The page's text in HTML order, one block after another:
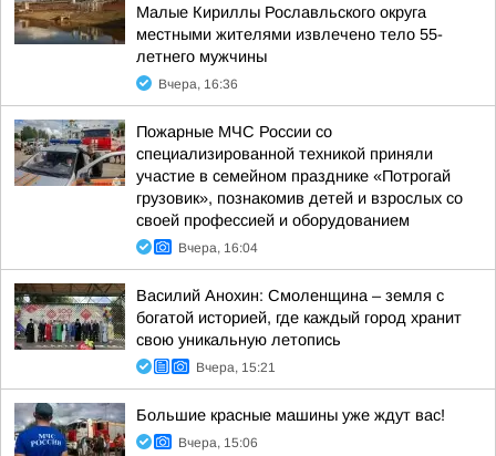
Малые Кириллы Рославльского округа
местными жителями извлечено тело 55-
летнего мужчины
Вчера, 16:36
Пожарные МЧС России со
специализированной техникой приняли
участие в семейном празднике «Потрогай
грузовик», познакомив детей и взрослых со
своей профессией и оборудованием
Вчера, 16:04
Василий Анохин: Смоленщина – земля с
богатой историей, где каждый город хранит
свою уникальную летопись
Вчера, 15:21
Большие красные машины уже ждут вас!
Вчера, 15:06